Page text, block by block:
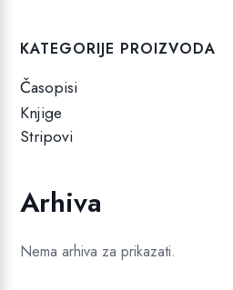
KATEGORIJE PROIZVODA
Časopisi
Knjige
Stripovi
Arhiva
Nema arhiva za prikazati.